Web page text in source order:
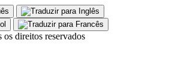
direitos reservados